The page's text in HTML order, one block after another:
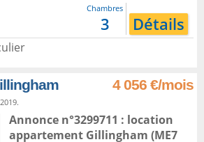
Chambres
3 Détails
4 056 €/mois
Annonce n°3299711 : location
appartement Gillingham (ME7